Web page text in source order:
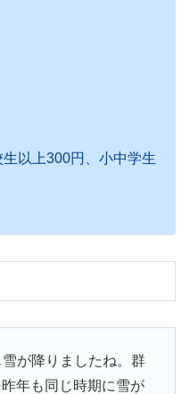
以上300円、小中学生
雪が降りましたね。群
年も同じ時期に雪が